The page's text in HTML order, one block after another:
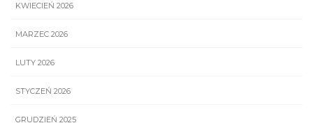
KWIECIEŃ 2026
MARZEC 2026
LUTY 2026
STYCZEŃ 2026
GRUDZIEŃ 2025